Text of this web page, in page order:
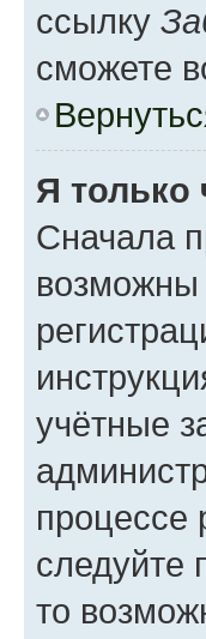
ссылку
сможете
Я только
Сначала
возможны
учётные
процессе
следуйте
то